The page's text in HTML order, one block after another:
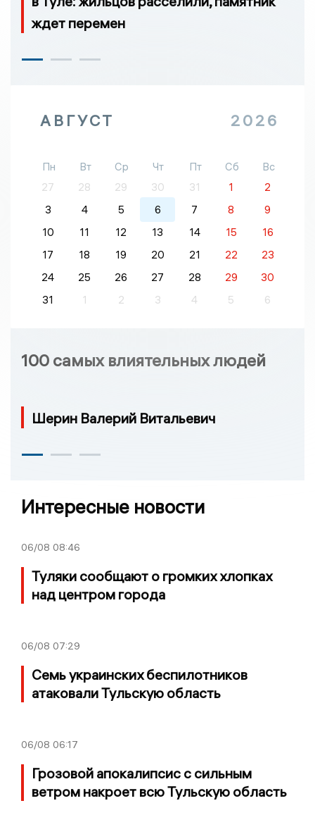
ждет перемен
АВГУСТ 2026
Пн Вт Ср Чт Пт Сб
Вс
27
28 29 30 31 1
2
3
4 5 6 7 8
9
10
11 12 13 14 15
16
17
18 19 20 21 22
23
24
25 26 27 28 29
30
31
1 2 3 4 5 6
100 самых влиятельных людей
Шерин Валерий Витальевич
Интересные новости
06/08 08:46
Туляки сообщают о громких хлопках
над центром города
06/08 07:29
Семь украинских беспилотников
атаковали Тульскую область
06/08 06:17
Грозовой апокалипсис с сильным
ветром накроет всю Тульскую область